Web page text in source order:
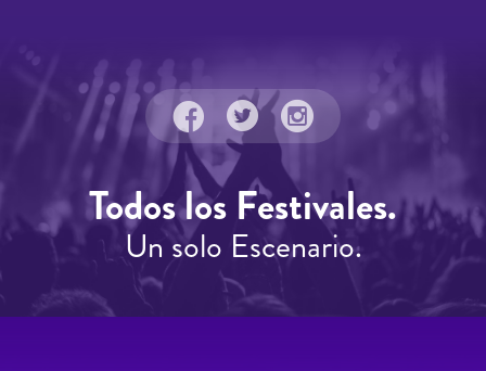
Todos los Festivales.
Un solo Escenario.